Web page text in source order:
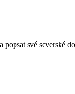
své severské